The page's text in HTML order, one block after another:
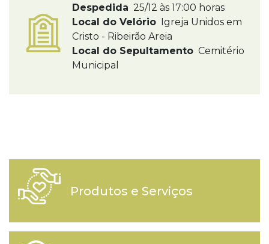
Despedida 25/12 às 17:00 horas
Local do Velório Igreja Unidos em
Cristo - Ribeirão Areia
Local do Sepultamento Cemitério
Municipal
Produtos e Serviços